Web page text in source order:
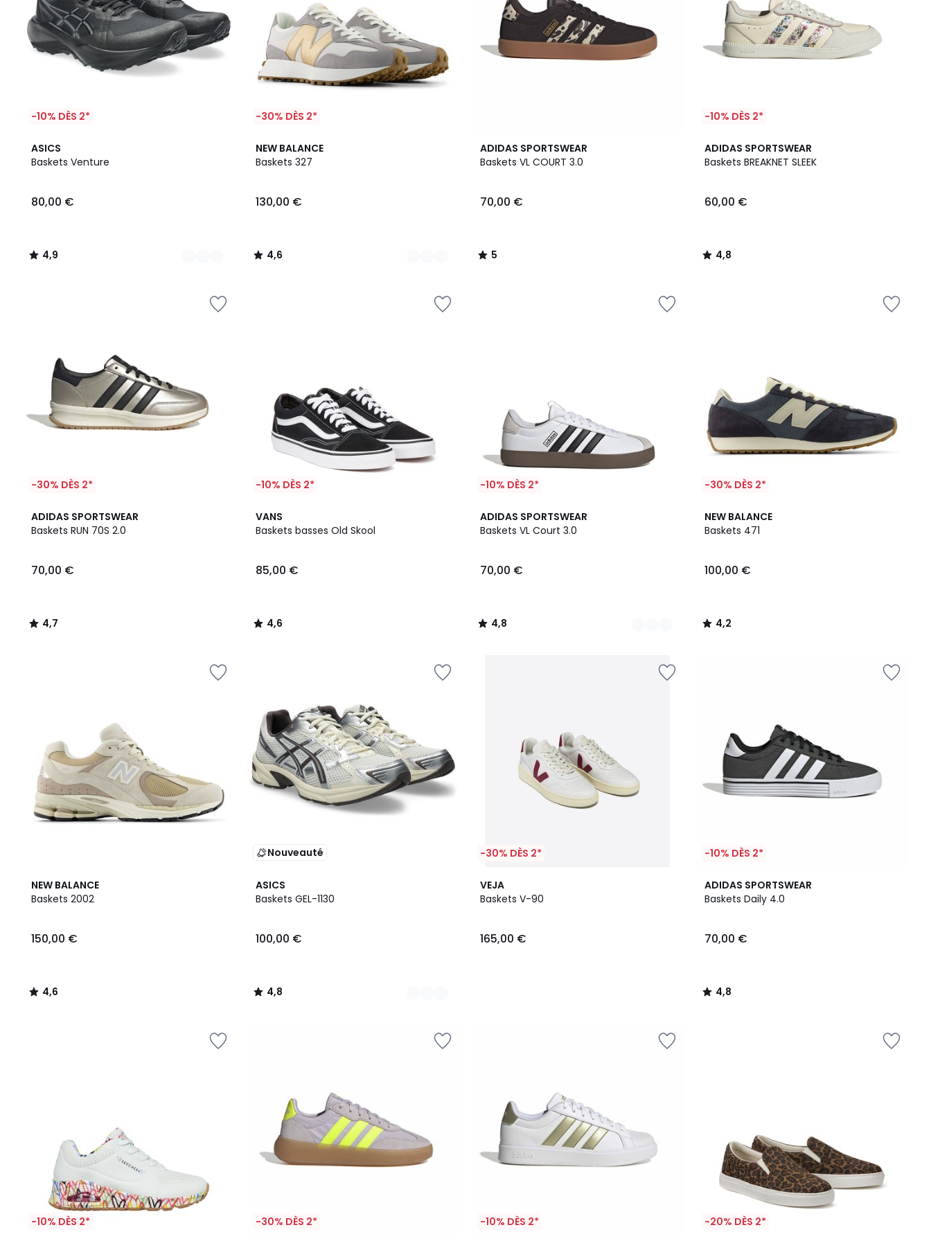
-10% DÈS 2*
ASICS
Baskets Venture
80,00 €
4,9
/ 5
2
Couleurs
4,9
/
-30% DÈS 2*
NEW BALANCE
Baskets 327
130,00 €
4,6
/ 5
2
Couleurs
4,6
/
ADIDAS SPORTSWEAR
Baskets VL COURT 3.0
70,00 €
5
/
5
/
-10% DÈS 2*
ADIDAS SPORTSWEAR
Baskets BREAKNET SLEEK
60,00 €
4,8
/ 5
4,8
/
-30% DÈS 2*
ADIDAS SPORTSWEAR
Baskets RUN 70S 2.0
70,00 €
4,7
/ 5
4,7
/
-10% DÈS 2*
VANS
Baskets basses Old Skool
85,00 €
4,6
/ 5
4,6
/
-10% DÈS 2*
ADIDAS SPORTSWEAR
Baskets VL Court 3.0
70,00 €
4,8
/ 5
2
Couleurs
4,8
/
-30% DÈS 2*
NEW BALANCE
Baskets 471
100,00 €
4,2
/ 5
4,2
/
NEW BALANCE
Baskets 2002
150,00 €
4,6
/ 5
4,6
/
Nouveauté
ASICS
Baskets GEL-1130
100,00 €
4,8
/ 5
3
Couleurs
4,8
/
-30% DÈS 2*
VEJA
Baskets V-90
165,00 €
-10% DÈS 2*
ADIDAS SPORTSWEAR
Baskets Daily 4.0
70,00 €
4,8
/ 5
4,8
/
-10% DÈS 2* -30% DÈS 2* -10% DÈS 2* -20% DÈS 2*